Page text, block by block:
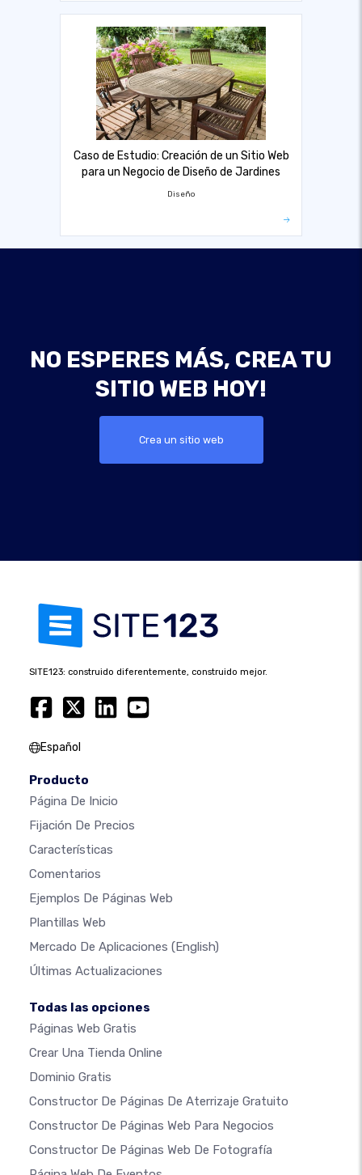
Caso de Estudio: Creación de un Sitio Web
para un Negocio de Diseño de Jardines
Diseño
NO ESPERES MÁS, CREA TU
SITIO WEB HOY!
Crea un sitio web
SITE123: construido diferentemente, construido mejor.
Español
Producto
Página De Inicio
Fijación De Precios
Características
Comentarios
Ejemplos De Páginas Web
Plantillas Web
Mercado De Aplicaciones (English)
Últimas Actualizaciones
Todas las opciones
Páginas Web Gratis
Crear Una Tienda Online
Dominio Gratis
Constructor De Páginas De Aterrizaje Gratuito
Constructor De Páginas Web Para Negocios
Constructor De Páginas Web De Fotografía